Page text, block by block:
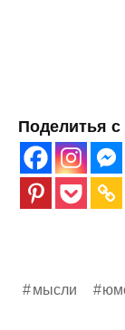
Поделитья
мысли